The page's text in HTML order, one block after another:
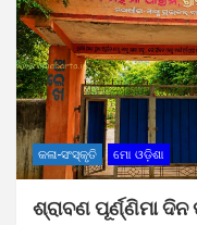
କଳା-ସଂସ୍କୃତି ମୋ ଓଡ଼ିଶା
ଶ୍ରାବଣ ପୂର୍ଣ୍ଣିମା